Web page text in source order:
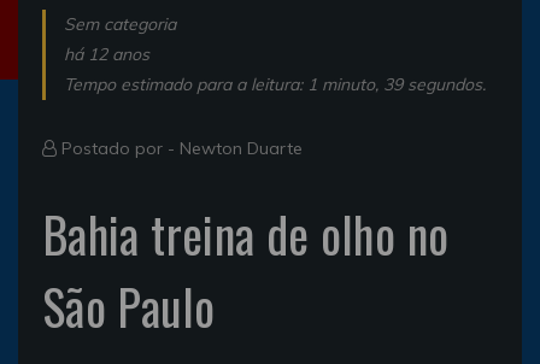
Sem categoria
há 12 anos
Tempo estimado para a leitura: 1 minuto, 39 segundos.
Postado por - Newton Duarte
Bahia treina de olho no
São Paulo